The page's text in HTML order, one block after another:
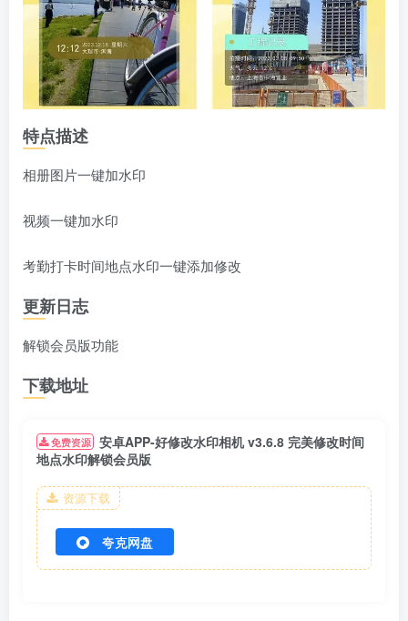
特点描述
相册图片一键加水印
视频一键加水印
考勤打卡时间地点水印一键添加修改
更新日志
解锁会员版功能
下载地址
免费资源 安卓APP-好修改水印相机 v3.6.8 完美修改时间
地点水印解锁会员版
资源下载
夸克网盘